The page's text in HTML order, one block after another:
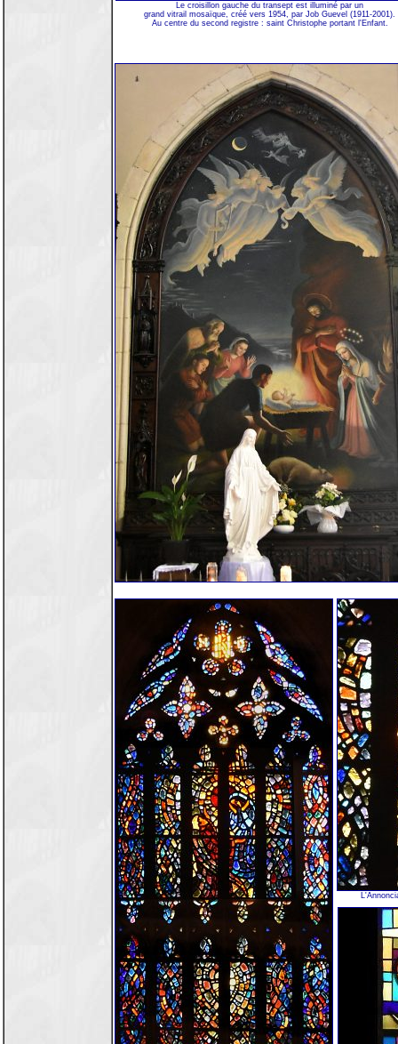
Le croisillon gauche du transept est illuminé par un
grand vitrail mosaïque, créé vers 1954, par Job Guevel (1911-2001).
Au centre du second registre : saint Christophe portant l'Enfant.